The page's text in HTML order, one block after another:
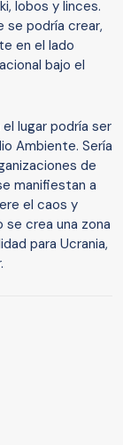
lobos y linces.
se podría crear,
en el lado
bajo el
lugar podría ser
Ambiente. Sería
de
manifiestan a
el caos y
crea una zona
para Ucrania,